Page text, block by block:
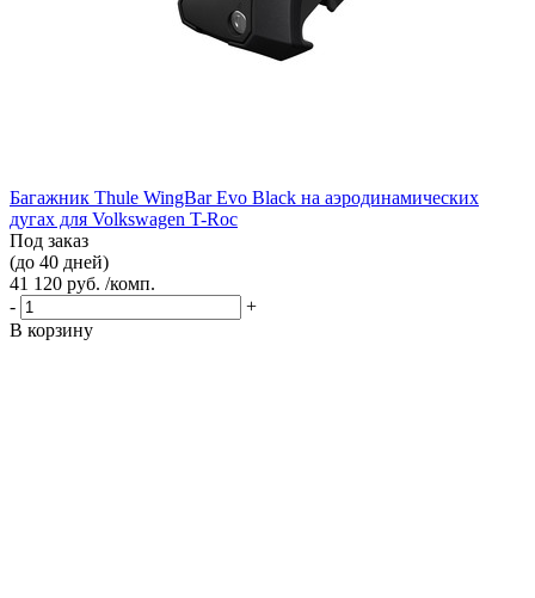
Багажник Thule WingBar Evo Black на аэродинамических
дугах для Volkswagen T-Roc
Под заказ
(до 40 дней)
41 120 руб. /комп.
-
+
В корзину